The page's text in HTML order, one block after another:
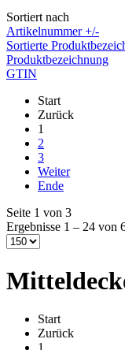
Sortiert nach
Artikelnummer +/-
Sortierte
Produktbezeichnung
GTIN
Start
Zurück
1
2
3
Weiter
Ende
Seite 1 von 3
Ergebnisse 1 – 24 von
Start
Zurück